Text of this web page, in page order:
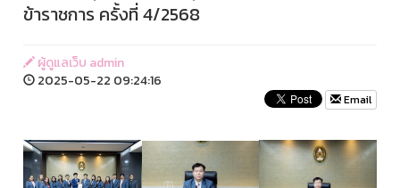
ข้าราชการ ครั้งที่ 4/2568
ผู้ดูแลเว็บ admin
2025-05-22 09:24:16
Email